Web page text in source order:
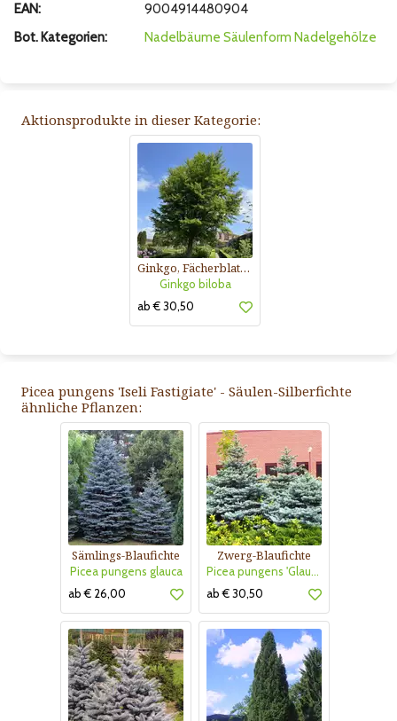
EAN:
9004914480904
Bot. Kategorien:
Nadelbäume Säulenform Nadelgehölze
Aktionsprodukte in dieser Kategorie:
Ginkgo, Fächerblattbaum
Ginkgo biloba
ab € 30,50
Picea pungens 'Iseli Fastigiate' - Säulen-Silberfichte
ähnliche Pflanzen:
Sämlings-Blaufichte
Picea pungens glauca
ab € 26,00
Zwerg-Blaufichte
Picea pungens 'Glauca Globosa'
ab € 30,50